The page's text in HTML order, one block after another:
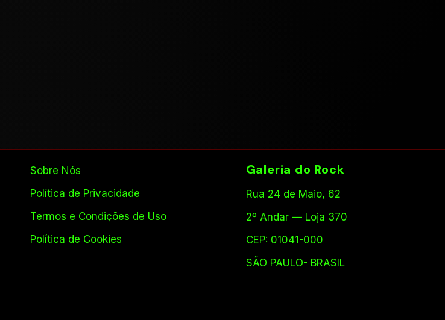
Sobre Nós
Política de Privacidade
Termos e Condições de Uso
Política de Cookies
Galeria do Rock
Rua 24 de Maio, 62
2º Andar — Loja 370
CEP: 01041-000
SÃO PAULO- BRASIL